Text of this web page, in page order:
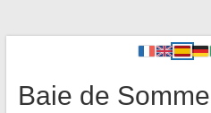
Baie de Somme